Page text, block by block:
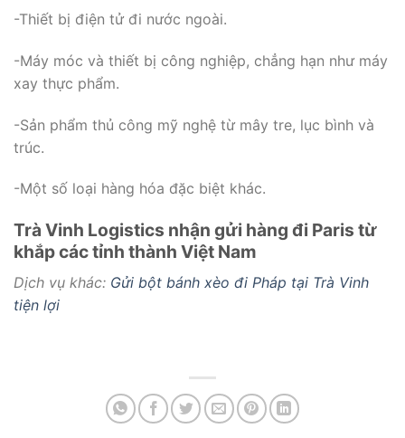
-Thiết bị điện tử đi nước ngoài.
-Máy móc và thiết bị công nghiệp, chẳng hạn như máy
xay thực phẩm.
-Sản phẩm thủ công mỹ nghệ từ mây tre, lục bình và
trúc.
-Một số loại hàng hóa đặc biệt khác.
Trà Vinh Logistics nhận gửi hàng đi Paris từ
khắp các tỉnh thành Việt Nam
Dịch vụ khác: Gửi bột bánh xèo đi Pháp tại Trà Vinh
tiện lợi